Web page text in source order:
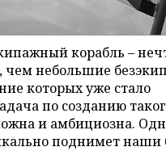
корабль –
чем небольшие
которых уже стало
по созданию
и амбициозна.
поднимет наши